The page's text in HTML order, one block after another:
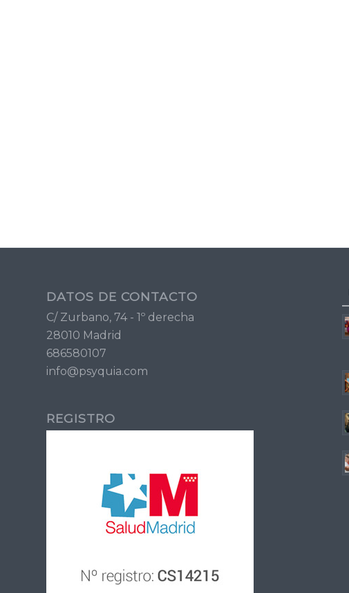
DATOS DE CONTACTO
C/ Zurbano, 74 - 1º derecha
28010 Madrid
686580107
info@psyquia.com
REGISTRO